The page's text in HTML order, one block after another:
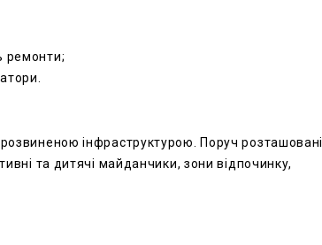
ремонти;
інфраструктурою. Поруч розташовані
та дитячі майданчики, зони відпочинку,